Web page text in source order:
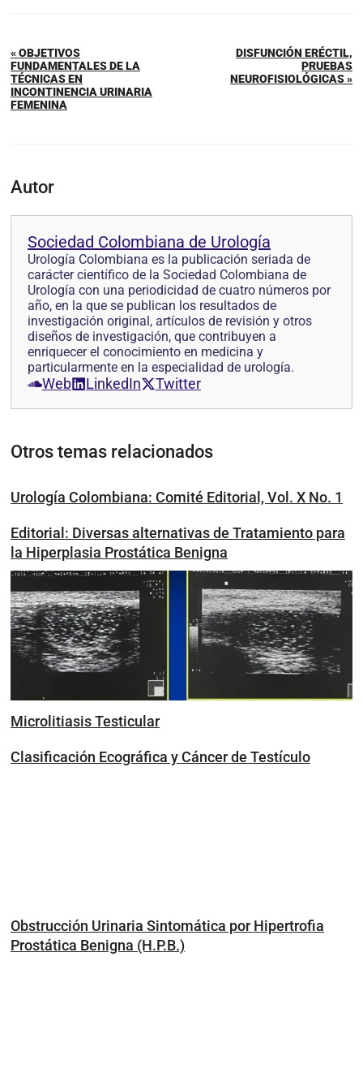
« OBJETIVOS
FUNDAMENTALES DE LA
TÉCNICAS EN
INCONTINENCIA URINARIA
FEMENINA
DISFUNCIÓN ERÉCTIL,
PRUEBAS
NEUROFISIOLÓGICAS »
Autor
Sociedad Colombiana de Urología
Urología Colombiana es la publicación seriada de
carácter científico de la Sociedad Colombiana de
Urología con una periodicidad de cuatro números por
año, en la que se pub­lican los resultados de
investigación original, artículos de revisión y otros
diseños de investi­gación, que contribuyen a
enriquecer el conocimiento en medicina y
particularmente en la especialidad de urología.
Web LinkedIn Twitter
Otros temas relacionados
Urología Colombiana: Comité Editorial, Vol. X No. 1
Editorial: Diversas alternativas de Tratamiento para
la Hiperplasia Prostática Benigna
Microlitiasis Testicular
Clasificación Ecográfica y Cáncer de Testículo
Obstrucción Urinaria Sintomática por Hipertrofia
Prostática Benigna (H.P.B.)